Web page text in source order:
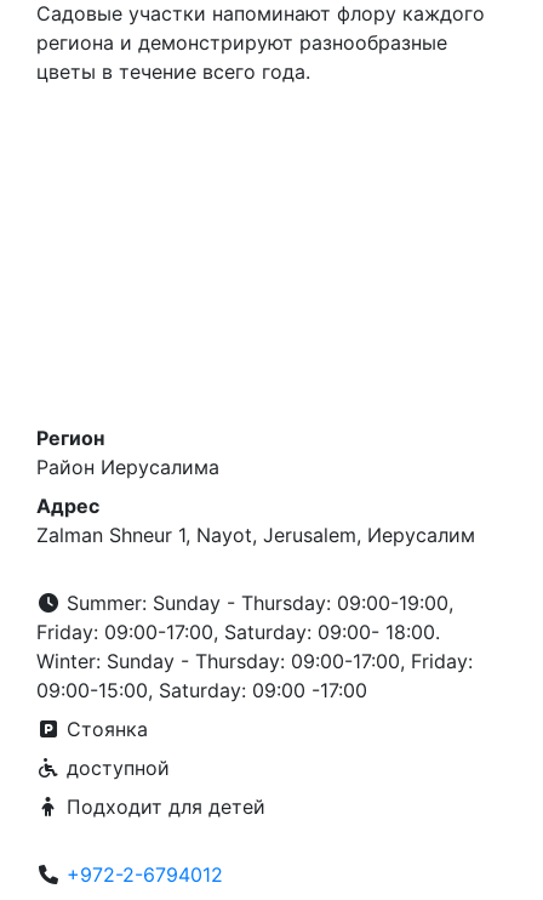
Садовые участки напоминают флору каждого
региона и демонстрируют разнообразные
цветы в течение всего года.
Регион
Район Иерусалима
Адрес
Zalman Shneur 1, Nayot, Jerusalem, Иерусалим
Summer: Sunday - Thursday: 09:00-19:00,
Friday: 09:00-17:00, Saturday: 09:00- 18:00.
Winter: Sunday - Thursday: 09:00-17:00, Friday:
09:00-15:00, Saturday: 09:00 -17:00
Стоянка
доступной
Подходит для детей
+972-2-6794012